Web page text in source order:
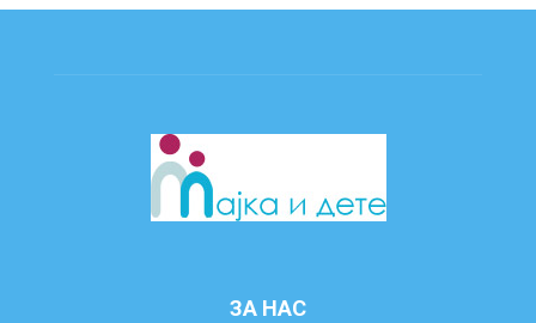
ЗА НАС